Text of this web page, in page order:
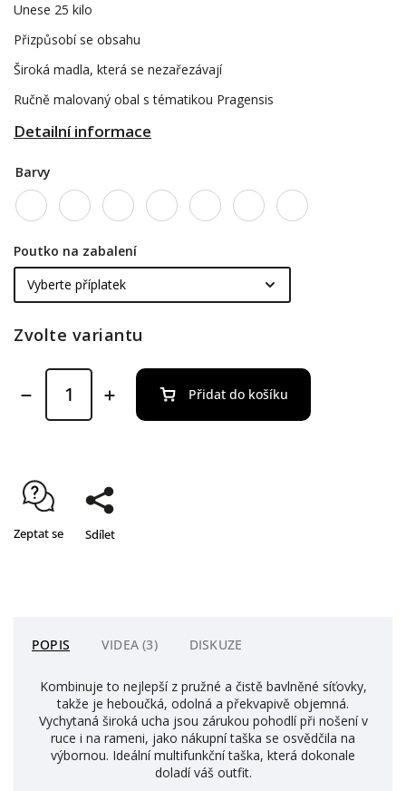
Unese 25 kilo
Přizpůsobí se obsahu
Široká madla, která se nezařezávají
Ručně malovaný obal s tématikou Pragensis
Detailní informace
Barvy
Poutko na zabalení
Zvolte variantu
Přidat do košíku
Zeptat se Sdílet
POPIS VIDEA (3) DISKUZE
Kombinuje to nejlepší z pružné a čistě bavlněné síťovky,
takže je heboučká, odolná a překvapivě objemná.
Vychytaná široká ucha jsou zárukou pohodlí při nošení v
ruce i na rameni, jako nákupní taška se osvědčila na
výbornou. Ideální multifunkční taška, která dokonale
doladí váš outfit.